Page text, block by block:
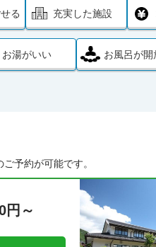
る 充実した施設
お湯がいい お風呂が開
予約が可能です。
円～